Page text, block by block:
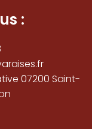
:
07200 Saint-